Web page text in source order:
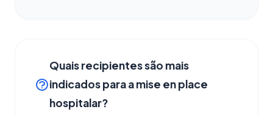
Quais recipientes são mais
indicados para a mise en place
hospitalar?